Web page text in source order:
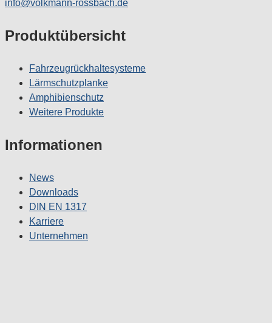
info@volkmann-rossbach.de
Produktübersicht
Fahrzeugrückhaltesysteme
Lärmschutzplanke
Amphibienschutz
Weitere Produkte
Informationen
News
Downloads
DIN EN 1317
Karriere
Unternehmen